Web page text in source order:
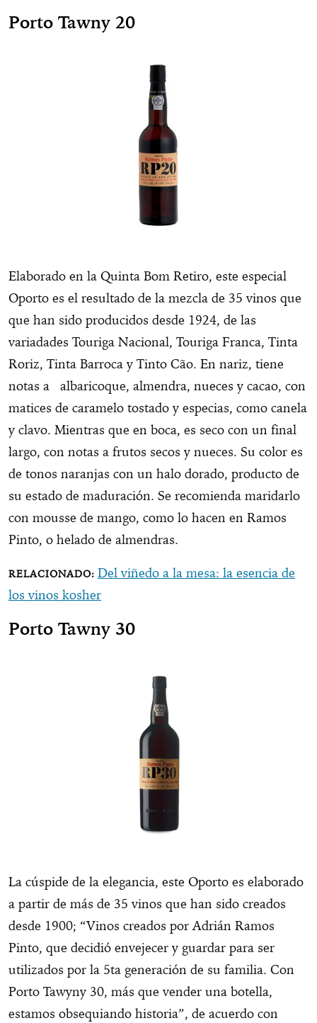
Porto Tawny 20
Elaborado en la Quinta Bom Retiro, este especial
Oporto es el resultado de la mezcla de 35 vinos que
que han sido producidos desde 1924, de las
variadades Touriga Nacional, Touriga Franca, Tinta
Roriz, Tinta Barroca y Tinto Cão. En nariz, tiene
notas a albaricoque, almendra, nueces y cacao, con
matices de caramelo tostado y especias, como canela
y clavo. Mientras que en boca, es seco con un final
largo, con notas a frutos secos y nueces. Su color es
de tonos naranjas con un halo dorado, producto de
su estado de maduración. Se recomienda maridarlo
con mousse de mango, como lo hacen en Ramos
Pinto, o helado de almendras.
Del viñedo a la mesa: la esencia de
los vinos kosher
Porto Tawny 30
La cúspide de la elegancia, este Oporto es elaborado
a partir de más de 35 vinos que han sido creados
desde 1900; “Vinos creados por Adrián Ramos
Pinto, que decidió envejecer y guardar para ser
utilizados por la 5ta generación de su familia. Con
Porto Tawyny 30, más que vender una botella,
estamos obsequiando historia”, de acuerdo con